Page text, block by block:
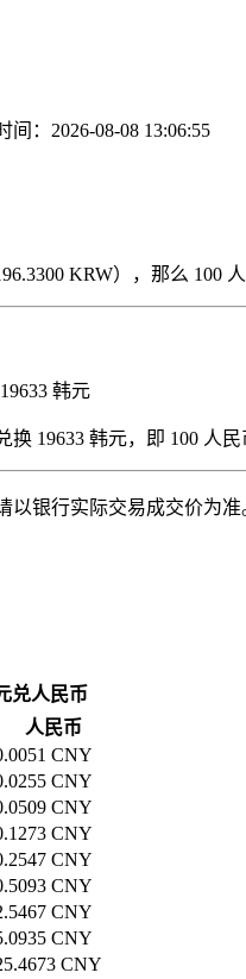
间：2026-08-08 13:06:55
KRW），那么 100
韩元
19633 韩元，即 100 人民
银行实际交易成交价为准
兑人民币
人民币
CNY
CNY
CNY
CNY
CNY
CNY
CNY
CNY
CNY